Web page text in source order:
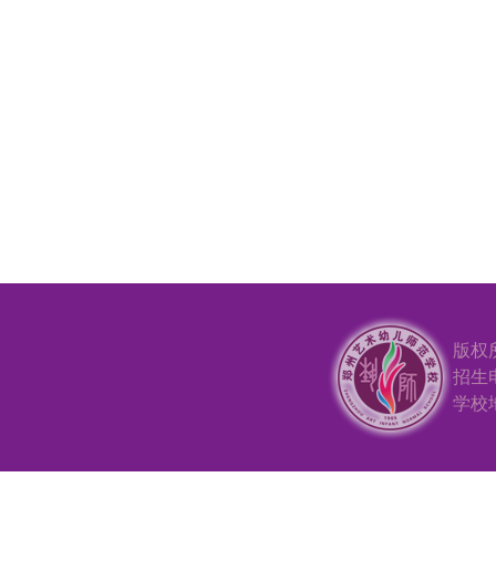
版
招生
学校